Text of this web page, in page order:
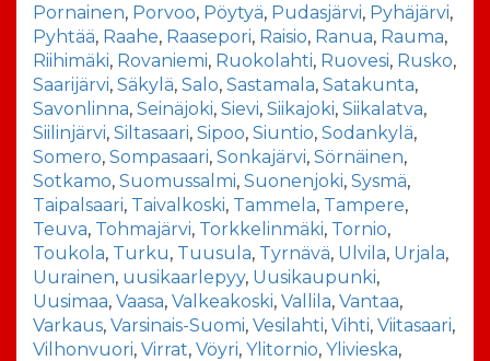
Pornainen, Porvoo, Pöytyä, Pudasjärvi, Pyhäjärvi,
Pyhtää, Raahe, Raasepori, Raisio, Ranua, Rauma,
Riihimäki, Rovaniemi, Ruokolahti, Ruovesi, Rusko,
Saarijärvi, Säkylä, Salo, Sastamala, Satakunta,
Savonlinna, Seinäjoki, Sievi, Siikajoki, Siikalatva,
Siilinjärvi, Siltasaari, Sipoo, Siuntio, Sodankylä,
Somero, Sompasaari, Sonkajärvi, Sörnäinen,
Sotkamo, Suomussalmi, Suonenjoki, Sysmä,
Taipalsaari, Taivalkoski, Tammela, Tampere,
Teuva, Tohmajärvi, Torkkelinmäki, Tornio,
Toukola, Turku, Tuusula, Tyrnävä, Ulvila, Urjala,
Uurainen, uusikaarlepyy, Uusikaupunki,
Uusimaa, Vaasa, Valkeakoski, Vallila, Vantaa,
Varkaus, Varsinais-Suomi, Vesilahti, Vihti, Viitasaari,
Vilhonvuori, Virrat, Vöyri, Ylitornio, Ylivieska,